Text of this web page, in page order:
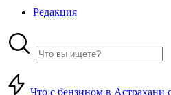
Редакция
Что с бензином в Астрахани